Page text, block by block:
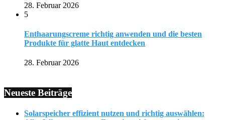
28. Februar 2026
5
Enthaarungscreme richtig anwenden und die besten
Produkte für glatte Haut entdecken
28. Februar 2026
Neueste Beiträge
Solarspeicher effizient nutzen und richtig auswählen: